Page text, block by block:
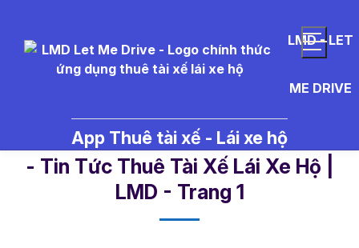
LMD - LET
ME DRIVE
App Thuê tài xế - Lái xe hộ
- Tin Tức Thuê Tài Xế Lái Xe Hộ |
LMD - Trang 1​